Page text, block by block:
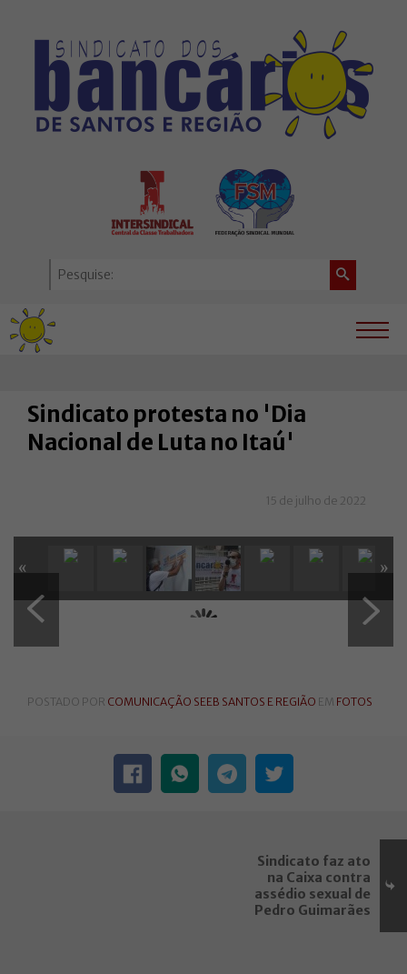
Sindicato protesta no 'Dia
Nacional de Luta no Itaú'
15 de julho de 2022
« »
POSTADO POR COMUNICAÇÃO SEEB SANTOS E REGIÃO EM FOTOS
Sindicato faz ato
na Caixa contra
assédio sexual de
Pedro Guimarães